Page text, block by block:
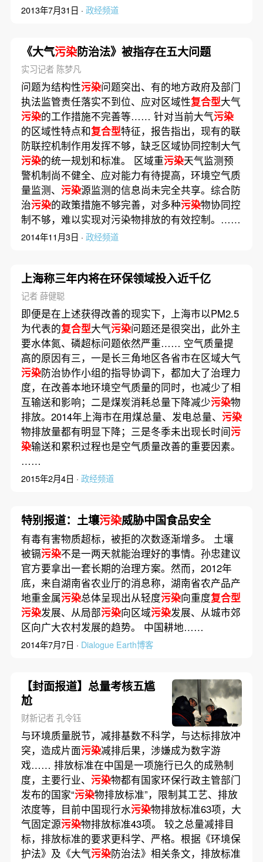
2013年7月31日 · 政经频道
《大气污染防治法》被指存在五大问题
实习记者 陈梦凡
问题为结构性污染问题突出、有的地方政府及部门
执法监管责任落实不到位、应对区域性复合型大气
污染的工作措施不完善等…… 针对当前大气污染
的区域性特点和复合型特征，报告指出，现有的联
防联控机制作用发挥不够，缺乏区域协同控制大气
污染的统一规划和标准。 区域重污染天气监测预
警机制尚不健全、应对能力有待提高，环境空气质
量监测、 污染源监测的信息尚未完全共享。综合防
治污染的政策措施不够完善，对多种污染物协同控
制不够，难以实现对污染物排放的有效控制。……
2014年11月3日 · 政经频道
上海称三年内将在环保领域投入近千亿
记者 薛健聪
即便是在上述获得改善的现实下，上海市以PM2.5
为代表的复合型大气污染问题还是很突出，此外主
要水体氮、磷超标问题依然严重…… 空气质量提
高的原因有三，一是长三角地区各省市在区域大气
污染防治协作小组的指导协调下，都加大了治理力
度，在改善本地环境空气质量的同时，也减少了相
互输送和影响；二是煤炭消耗总量下降减少污染物
排放。2014年上海市在用煤总量、发电总量、 污染
物排放量都有明显下降；三是冬季未出现长时间污
染输送和累积过程也是空气质量改善的重要因素。
……
2015年2月4日 · 政经频道
特别报道：土壤污染威胁中国食品安全
有毒有害物质超标，被拒的次数逐渐增多。 土壤
被镉污染不是一两天就能治理好的事情。孙忠建议
官方要拿出一套长期的治理方案。然而，2012年
底，来自湖南省农业厅的消息称，湖南省农产品产
地重金属污染总体呈现出从轻度污染向重度复合型
污染发展、从局部污染向区域污染发展、从城市郊
区向广大农村发展的趋势。 中国耕地……
2014年7月7日 · Dialogue Earth博客
【封面报道】总量考核五尴
尬
财新记者 孔令钰
与环境质量脱节，减排基数不科学，与达标排放冲
突，造成片面污染减排后果，涉嫌成为数字游
戏…… 排放标准在中国是一项施行已久的成熟制
度，主要行业、 污染物都有国家环保行政主管部门
发布的国家“污染物排放标准”，限制其工艺、排放
浓度等，目前中国现行水污染物排放标准63项，大
气固定源污染物排放标准43项。 较之总量减排目
标，排放标准的要求更科学、严格。根据《环境保
护法》及《大气污染防治法》相关条文，排放标准